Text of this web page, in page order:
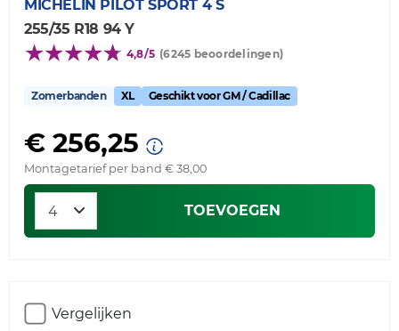
MICHELIN PILOT SPORT 4 S
255/35 R18 94 Y
4,8/5 (6245 beoordelingen)
Zomerbanden XL Geschikt voor GM / Cadillac
€ 256,25
Montagetarief per band € 38,00
TOEVOEGEN
Vergelijken